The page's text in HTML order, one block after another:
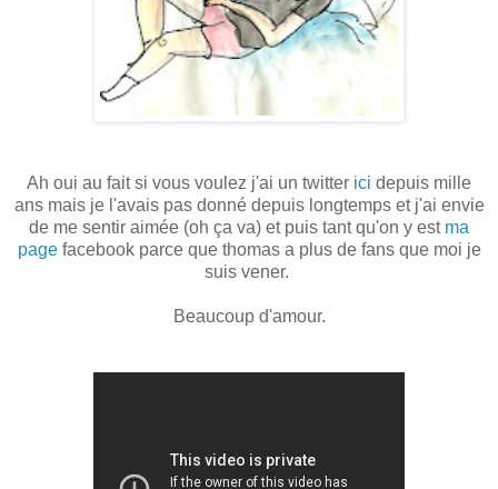
Ah oui au fait si vous voulez j'ai un twitter ici depuis mille
ans mais je l'avais pas donné depuis longtemps et j'ai envie
de me sentir aimée (oh ça va) et puis tant qu'on y est ma
pagefacebook parce que thomas a plus de fans que moi je
suis vener.
Beaucoup d'amour.